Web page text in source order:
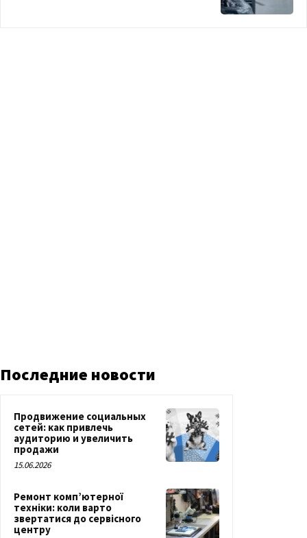
Последние новости
Продвижение социальных
сетей: как привлечь
аудиторию и увеличить
продажи
15.06.2026
Ремонт комп’ютерної
техніки: коли варто
звертатися до сервісного
центру